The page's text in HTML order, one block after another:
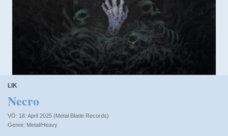
LIK
Necro
VÖ: 18. April 2025 (Metal Blade Records)
Metal/Heavy